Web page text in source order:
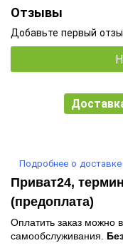
Отзывы
Добавьте первый
Подробнее о доставке
Приват24,
(предоплата)
Оплатить заказ можно
самообслуживания.